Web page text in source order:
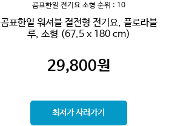
곰표한일 전기요 소형 순위 : 10
곰표한일 워셔블 절전형 전기요, 플로라블
루, 소형 (67.5 x 180 cm)
29,800원
최저가 사러가기